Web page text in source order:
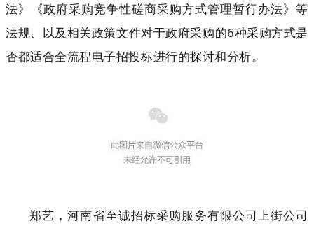
法》《政府采购竞争性磋商采购方式管理暂行办法》等
法规、以及相关政策文件对于政府采购的6种采购方式是
否都适合全流程电子招投标进行的探讨和分析。
郑艺，河南省至诚招标采购服务有限公司上街公司